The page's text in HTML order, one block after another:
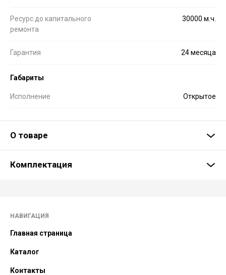
Ресурс до капитального
ремонта
30000 м.ч.
Гарантия 24 месяца
Габариты
Исполнение Открытое
О товаре
Комплектация
НАВИГАЦИЯ
Главная страница
Каталог
Контакты